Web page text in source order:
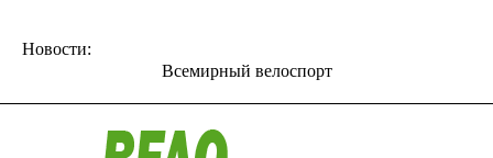
Новости:
Всемирный велоспорт